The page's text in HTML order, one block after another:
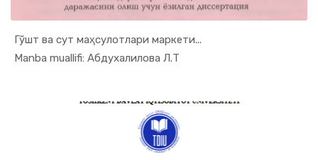
Гўшт ва сут маҳсулотлари маркети...
Manba muallifi: Абдухалилова Л.Т
In Marketing